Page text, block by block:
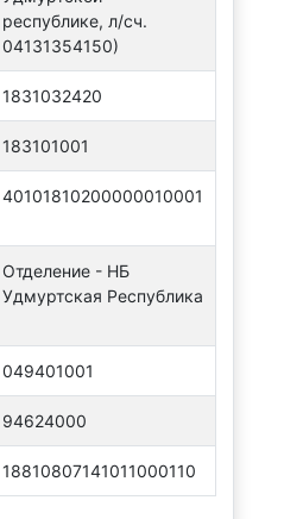
республике, л/сч.
04131354150)
1831032420
183101001
40101810200000010001
Отделение - НБ
Удмуртская Республика
049401001
94624000
18810807141011000110